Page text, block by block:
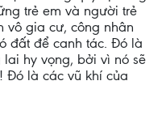
trẻ em và người trẻ
vô gia cư, công nhân
đất để canh tác. Đó là
hy vọng, bởi vì nó sẽ
Đó là các vũ khí của